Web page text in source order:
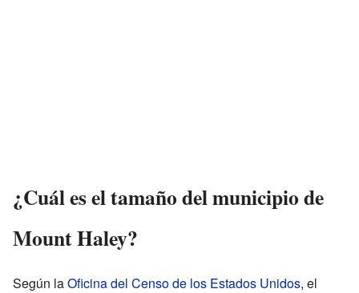
¿Cuál es el tamaño del municipio de
Mount Haley?
Según laOficina del Censo de los Estados Unidos, el